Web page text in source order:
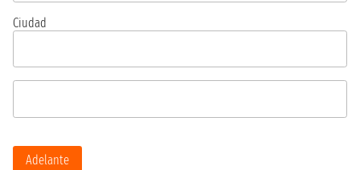
Ciudad
Adelante